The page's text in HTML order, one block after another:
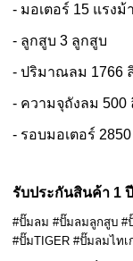
- มอเตอร์ 15 แรงม้
- ลูกสูบ 3 ลูกสูบ
- ปริมาณลม 1766
- ความจุถังลม 500
- รอบมอเตอร์ 2850
รับประกันสินค้า 1
#ปั๊มลม #ปั๊มลมลูกสูบ #
#ปั๊มTIGER #ปั๊มลมไทเ